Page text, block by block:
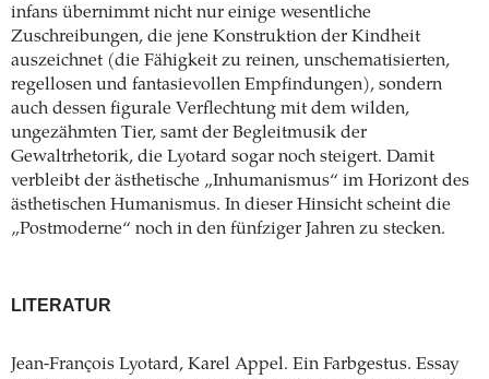
infans übernimmt nicht nur einige wesentliche
Zuschreibungen, die jene Konstruktion der Kindheit
auszeichnet (die Fähigkeit zu reinen, unschematisierten,
regellosen und fantasievollen Empfindungen), sondern
auch dessen figurale Verflechtung mit dem wilden,
ungezähmten Tier, samt der Begleitmusik der
Gewaltrhetorik, die Lyotard sogar noch steigert. Damit
verbleibt der ästhetische „Inhumanismus“ im Horizont des
ästhetischen Humanismus. In dieser Hinsicht scheint die
„Postmoderne“ noch in den fünfziger Jahren zu stecken.
LITERATUR
Jean-François Lyotard, Karel Appel. Ein Farbgestus. Essay